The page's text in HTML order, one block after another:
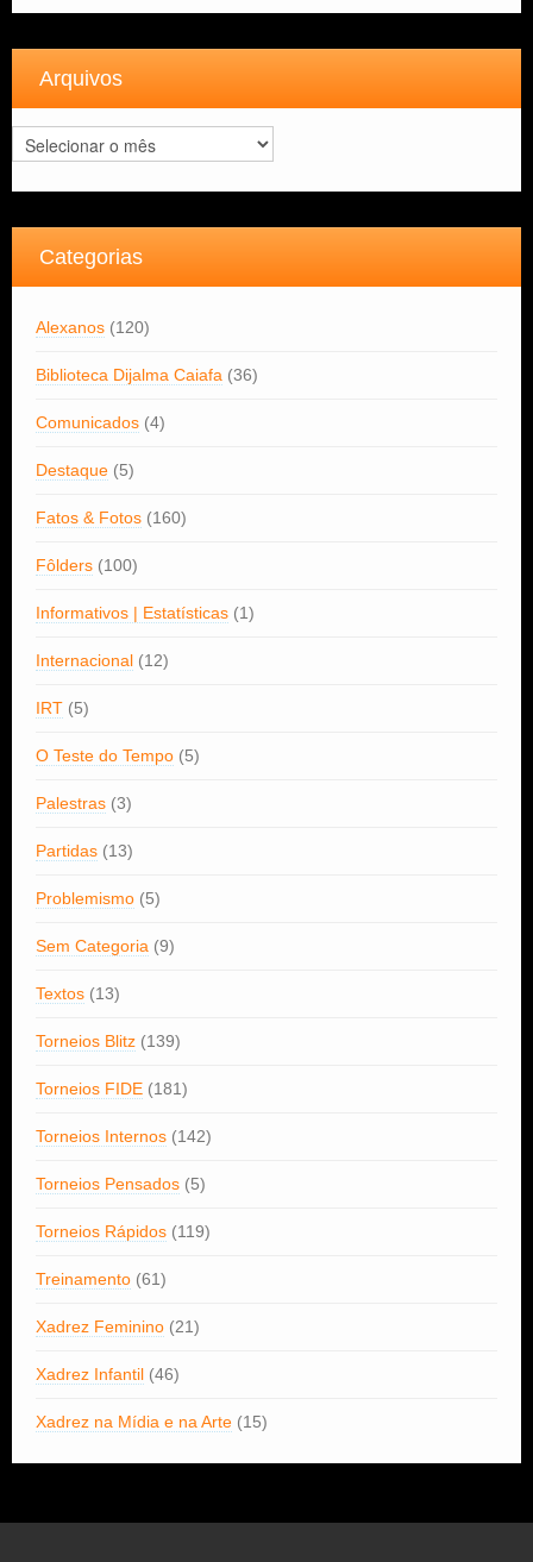
Arquivos
Arquivos
Categorias
Alexanos (120)
Biblioteca Dijalma Caiafa (36)
Comunicados (4)
Destaque (5)
Fatos & Fotos (160)
Fôlders (100)
Informativos | Estatísticas (1)
Internacional (12)
IRT (5)
O Teste do Tempo (5)
Palestras (3)
Partidas (13)
Problemismo (5)
Sem Categoria (9)
Textos (13)
Torneios Blitz (139)
Torneios FIDE (181)
Torneios Internos (142)
Torneios Pensados (5)
Torneios Rápidos (119)
Treinamento (61)
Xadrez Feminino (21)
Xadrez Infantil (46)
Xadrez na Mídia e na Arte (15)